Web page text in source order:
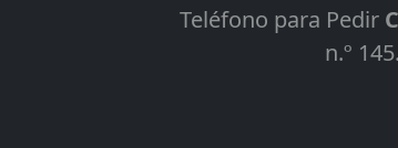
Teléfono para Pedir
n.º